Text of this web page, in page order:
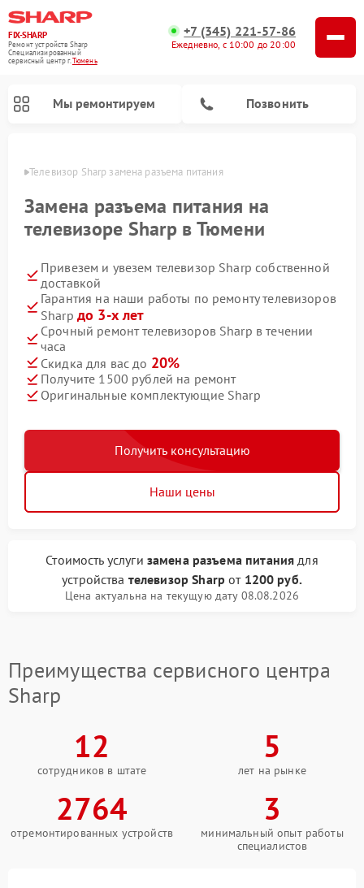
FIX-SHARP
Ремонт устройств Sharp
Специализированный
cервисный центр г.Тюмень
+7 (345) 221-57-86
Ежедневно, с 10:00 до 20:00
Мы ремонтируем Позвонить
Телевизор Sharp замена разъема питания
Замена разъема питания на
телевизоре Sharp в Тюмени
Привезем и увезем телевизор Sharp собственной
доставкой
Гарантия на наши работы по ремонту телевизоров
Sharp до 3-х лет
Срочный ремонт телевизоров Sharp в течении
часа
Скидка для вас до 20%
Получите 1500 рублей на ремонт
Оригинальные комплектующие Sharp
Получить консультацию
Наши цены
Стоимость услуги замена разъема питания для
устройства телевизор Sharp от 1200 руб.
Цена актуальна на текущую дату 08.08.2026
Преимущества сервисного центра
Sharp
12
сотрудников в штате
5
лет на рынке
2764
отремонтированных устройств
3
минимальный опыт работы
специалистов